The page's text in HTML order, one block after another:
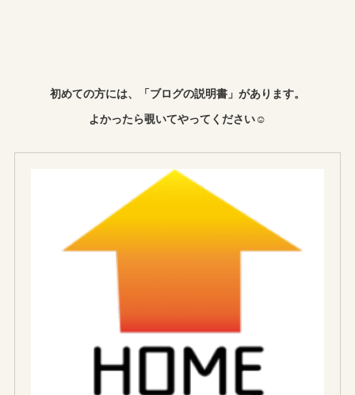
初めての方には、「ブログの説明書」があります。
よかったら覗いてやってください☺︎